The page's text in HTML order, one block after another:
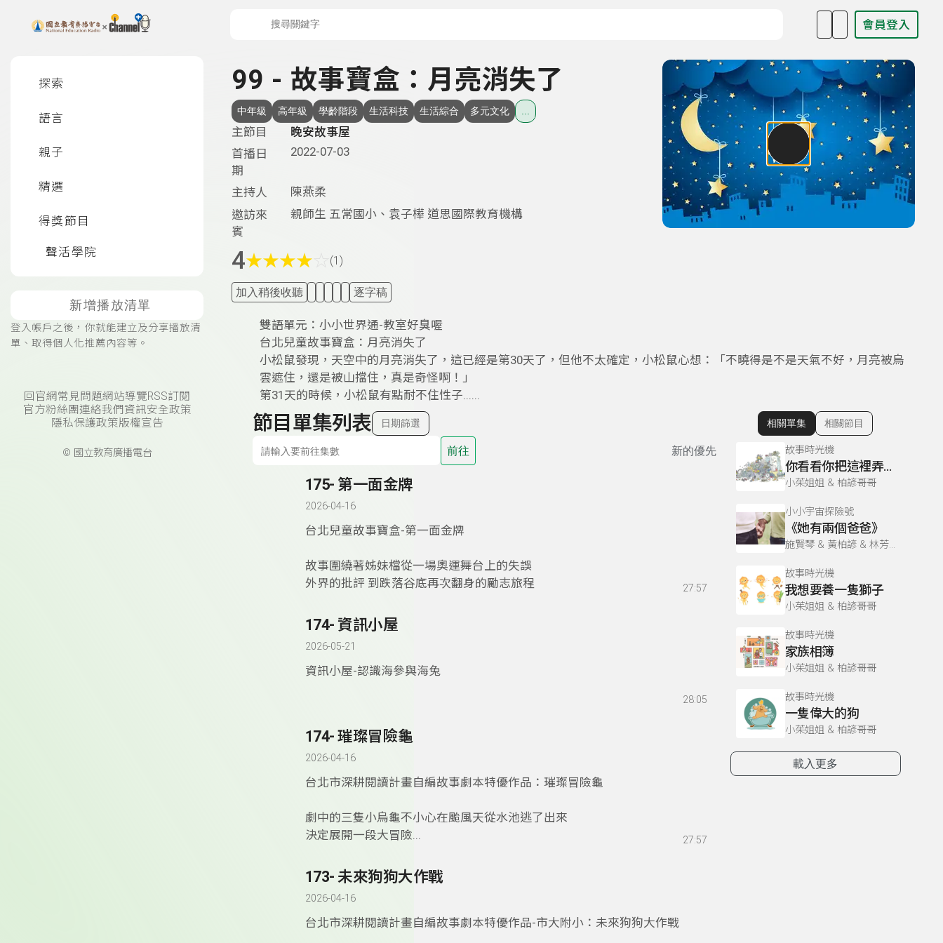
上方功能區塊 會員登入
探索
語言
親子
精選
得獎節目
聲活學院
新增播放清單
登入帳戶之後，你就能建立及分享播放清
單、取得個人化推薦內容等。
回官網常見問題網站導覽RSS訂閱
官方粉絲團連絡我們 資訊安全政策
隱私保護政策版權宣告
© 國立教育廣播電台
99 - 故事寶盒：月亮消失了
中年級 高年級 學齡階段 生活科技 生活綜合 多元文化
主節目
晚安故事屋
首播日
期
2022-07-03
主持人
陳燕柔
邀訪來
賓
親師生 五常國小、袁子樺 道思國際教育機構
4★★★★ (1)
加入稍後收聽 逐字稿
雙語單元：小小世界通-教室好臭喔
台北兒童故事寶盒：月亮消失了
小松鼠發現，天空中的月亮消失了，這已經是第30天了，但他不太確定，小松鼠心想：「不曉得是不是天氣不好，月亮被烏
雲遮住，還是被山擋住，真是奇怪啊！」
第31天的時候，小松鼠有點耐不住性子......
節目單集列表 日期篩選
前往 新的優先
175- 第一面金牌
2026-04-16
台北兒童故事寶盒-第一面金牌
故事圍繞著姊妹檔從一場奧運舞台上的失誤
外界的批評 到跌落谷底再次翻身的勵志旅程
27:57
174- 資訊小屋
2026-05-21
資訊小屋-認識海參與海兔
28:05
174- 璀璨冒險龜
2026-04-16
台北市深耕閱讀計畫自編故事劇本特優作品：璀璨冒險龜
劇中的三隻小烏龜不小心在颱風天從水池逃了出來
決定展開一段大冒險...
27:57
173- 未來狗狗大作戰
2026-04-16
台北市深耕閱讀計畫自編故事劇本特優作品-市大附小：未來狗狗大作戰
顯示相關單集
相關單集 相關節目
故事時光機
你看看你把這裡弄得這麼亂
小茱姐姐 & 柏諺哥哥
小小宇宙探險號
《她有兩個爸爸》
施賢琴 & 黃柏諺 & 林芳如
故事時光機
我想要養一隻獅子
小茱姐姐 & 柏諺哥哥
故事時光機
家族相簿
小茱姐姐 & 柏諺哥哥
故事時光機
一隻偉大的狗
小茱姐姐 & 柏諺哥哥
載入更多